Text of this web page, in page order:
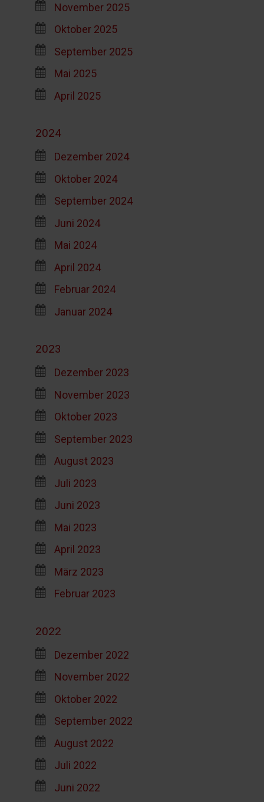
November 2025
Oktober 2025
September 2025
Mai 2025
April 2025
2024
Dezember 2024
Oktober 2024
September 2024
Juni 2024
Mai 2024
April 2024
Februar 2024
Januar 2024
2023
Dezember 2023
November 2023
Oktober 2023
September 2023
August 2023
Juli 2023
Juni 2023
Mai 2023
April 2023
März 2023
Februar 2023
2022
Dezember 2022
November 2022
Oktober 2022
September 2022
August 2022
Juli 2022
Juni 2022